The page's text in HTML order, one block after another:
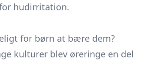
hudirritation.
for børn at bære dem?
kulturer blev øreringe en del